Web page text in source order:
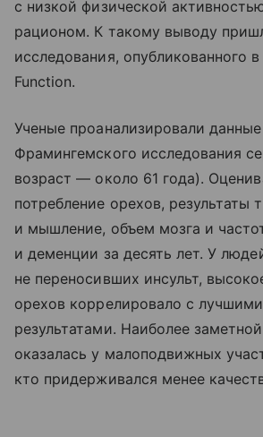
с низкой физической
рационом. К такому выводу
исследования, опубликованного
Function.
Ученые проанализировали данные
Фрамингемского исследования
возраст — около 61 года).
потребление орехов, результаты
и мышление, объем мозга и
и деменции за десять лет. У
не переносивших инсульт,
орехов коррелировало с
результатами. Наиболее
оказалась у малоподвижных
кто придерживался менее